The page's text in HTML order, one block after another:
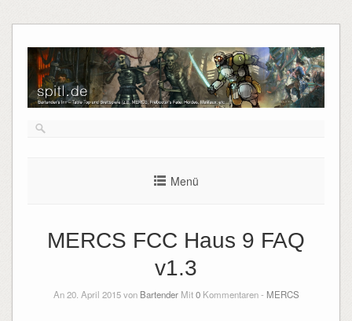
Menü
MERCS FCC Haus 9 FAQ
v1.3
An 20. April 2015 von BartenderMit0Kommentaren - MERCS